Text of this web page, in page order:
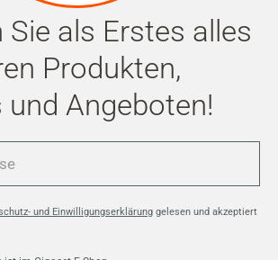
Sie als Erstes alles
Produkten,
und Angeboten!
und Einwilligungserklärung gelesen und akzeptiert